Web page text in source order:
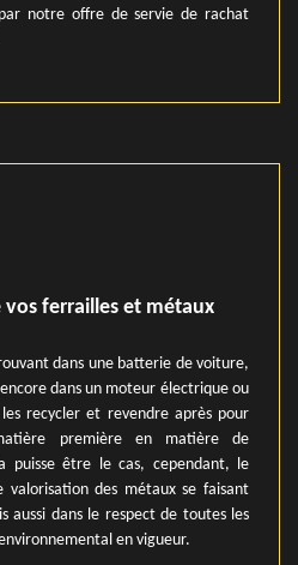
notre offre de servie de rachat
vos ferrailles et métaux
dans une batterie de voiture,
dans un moteur électrique ou
recycler et revendre après pour
première en matière de
puisse être le cas, cependant, le
valorisation des métaux se faisant
aussi dans le respect de toutes les
en vigueur.